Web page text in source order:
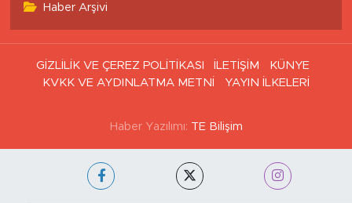
Haber Arşivi
GİZLİLİK VE ÇEREZ POLİTİKASI İLETİŞİM
KÜNYE
KVKK VE AYDINLATMA METNİ
YAYIN İLKELERİ
Haber Yazılımı: TE Bilişim